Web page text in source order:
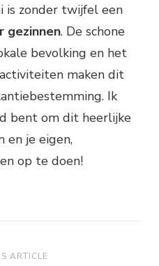
is zonder twijfel een
gezinnen. De schone
bevolking en het
maken dit
Ik
bent om dit heerlijke
en je eigen,
op te doen!
ARTICLE